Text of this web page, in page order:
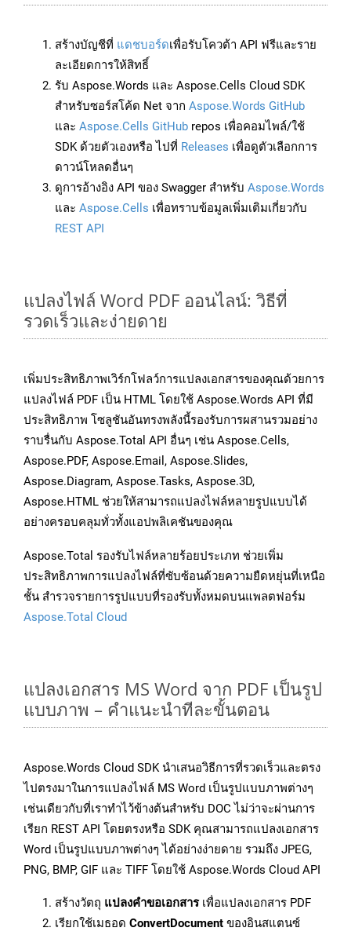
สร้างบัญชีที่ แดชบอร์ดเพื่อรับโควต้า API ฟรีและราย
ละเอียดการให้สิทธิ์
รับ Aspose.Words และ Aspose.Cells Cloud SDK
สำหรับซอร์สโค้ด Net จาก Aspose.Words GitHub
และ Aspose.Cells GitHub repos เพื่อคอมไพล์/ใช้
SDK ด้วยตัวเองหรือ ไปที่ Releases เพื่อดูตัวเลือกการ
ดาวน์โหลดอื่นๆ
ดูการอ้างอิง API ของ Swagger สำหรับ Aspose.Words
และ Aspose.Cells เพื่อทราบข้อมูลเพิ่มเติมเกี่ยวกับ
REST API
แปลงไฟล์ Word PDF ออนไลน์: วิธีที่
รวดเร็วและง่ายดาย
เพิ่มประสิทธิภาพเวิร์กโฟลว์การแปลงเอกสารของคุณด้วยการ
แปลงไฟล์ PDF เป็น HTML โดยใช้ Aspose.Words API ที่มี
ประสิทธิภาพ โซลูชันอันทรงพลังนี้รองรับการผสานรวมอย่าง
ราบรื่นกับ Aspose.Total API อื่นๆ เช่น Aspose.Cells,
Aspose.PDF, Aspose.Email, Aspose.Slides,
Aspose.Diagram, Aspose.Tasks, Aspose.3D,
Aspose.HTML ช่วยให้สามารถแปลงไฟล์หลายรูปแบบได้
อย่างครอบคลุมทั่วทั้งแอปพลิเคชันของคุณ
Aspose.Total รองรับไฟล์หลายร้อยประเภท ช่วยเพิ่ม
ประสิทธิภาพการแปลงไฟล์ที่ซับซ้อนด้วยความยืดหยุ่นที่เหนือ
ชั้น สำรวจรายการรูปแบบที่รองรับทั้งหมดบนแพลตฟอร์ม
Aspose.Total Cloud
แปลงเอกสาร MS Word จาก PDF เป็นรูป
แบบภาพ – คำแนะนำทีละขั้นตอน
Aspose.Words Cloud SDK นำเสนอวิธีการที่รวดเร็วและตรง
ไปตรงมาในการแปลงไฟล์ MS Word เป็นรูปแบบภาพต่างๆ
เช่นเดียวกับที่เราทำไว้ข้างต้นสำหรับ DOC ไม่ว่าจะผ่านการ
เรียก REST API โดยตรงหรือ SDK คุณสามารถแปลงเอกสาร
Word เป็นรูปแบบภาพต่างๆ ได้อย่างง่ายดาย รวมถึง JPEG,
PNG, BMP, GIF และ TIFF โดยใช้ Aspose.Words Cloud API
สร้างวัตถุ แปลงคำขอเอกสารเพื่อแปลงเอกสาร PDF
เรียกใช้เมธอด ConvertDocument ของอินสแตนซ์